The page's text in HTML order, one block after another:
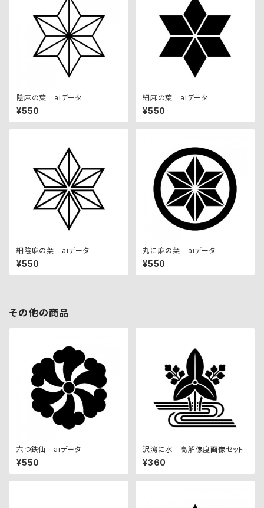
陰麻の葉 aiデータ
¥550
細麻の葉 aiデータ
¥550
細陰麻の葉 aiデータ
¥550
丸に麻の葉 aiデータ
¥550
その他の商品
六つ鉄仙 aiデータ
¥550
沢瀉に水 高解像度画像セット
¥360